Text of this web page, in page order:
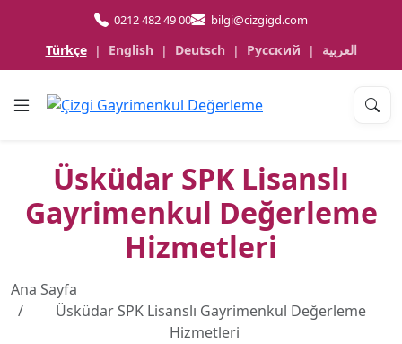
0212 482 49 00 bilgi@cizgigd.com
Türkçe | English | Deutsch | Русский | العربية
Üsküdar SPK Lisanslı
Gayrimenkul Değerleme
Hizmetleri
Ana Sayfa
Üsküdar SPK Lisanslı Gayrimenkul Değerleme
Hizmetleri